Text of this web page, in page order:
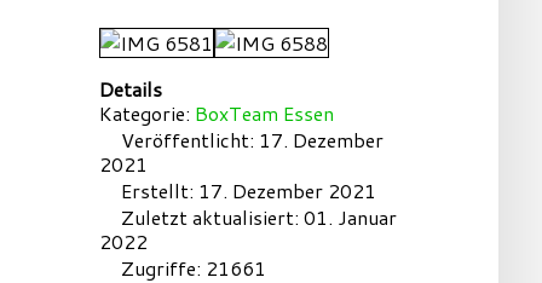
Details
Kategorie: BoxTeam Essen
Veröffentlicht: 17. Dezember
2021
Erstellt: 17. Dezember 2021
Zuletzt aktualisiert: 01. Januar
2022
Zugriffe: 21661